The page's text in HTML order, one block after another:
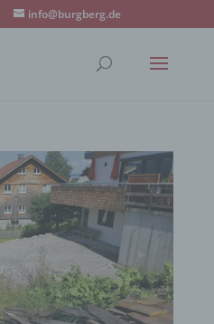
info@burgberg.de